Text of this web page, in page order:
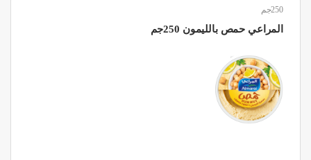
250جم
المراعي حمص بالليمون 250جم